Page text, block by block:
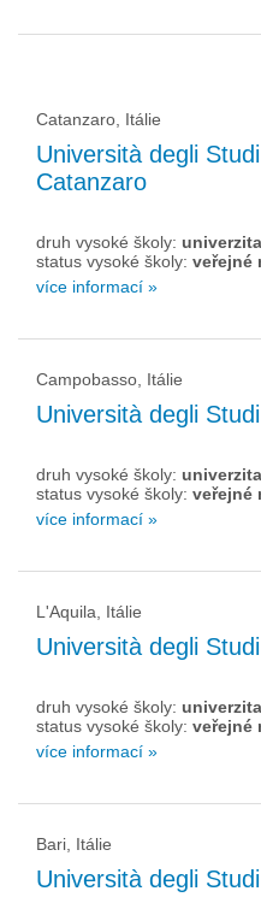
Catanzaro, Itálie
Università degli
Catanzaro
druh vysoké školy: univerzita
status vysoké školy: veřejné
více informací »
Campobasso, Itálie
Università degli
druh vysoké školy: univerzita
status vysoké školy: veřejné
více informací »
L'Aquila, Itálie
Università degli
druh vysoké školy: univerzita
status vysoké školy: veřejné
více informací »
Bari, Itálie
Università degli